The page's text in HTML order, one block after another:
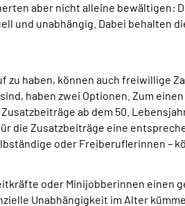
aber nicht alleine bewältigen:
und unabhängig. Dabei behalten
zu haben, können auch freiwillige
haben zwei Optionen. Zum
ab dem 50.
die Zusatzbeiträge eine
oder Freiberuflerinnen –
oder Minijobberinnen einen
Unabhängigkeit im Alter